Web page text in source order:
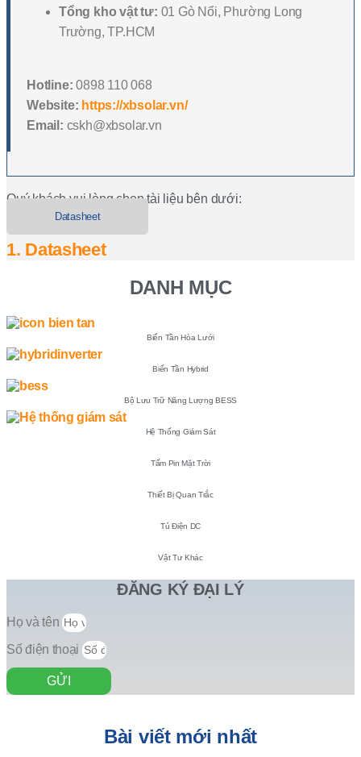
Tổng kho vật tư: 01 Gò Nổi, Phường Long
Trường, TP.HCM
Hotline: 0898 110 068
Website: https://xbsolar.vn/
Email: cskh@xbsolar.vn
Quý khách vui lòng chọn tài liệu bên dưới:
Datasheet
1. Datasheet
DANH MỤC
Biến Tần Hòa Lưới
Biến Tần Hybrid
Bộ Lưu Trữ Năng Lượng BESS
Hệ Thống Giám Sát
Tấm Pin Mặt Trời
Thiết Bị Quan Trắc
Tủ Điện DC
Vật Tư Khác
ĐĂNG KÝ ĐẠI LÝ
Họ và tên
Số điện thoại
GỬI
Bài viết mới nhất